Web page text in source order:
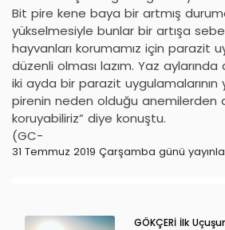
Bit pire kene baya bir artmış
yükselmesiyle bunlar bir artışa
hayvanları korumamız için parazit
düzenli olması lazım. Yaz
iki ayda bir parazit uygulamalarının
pirenin neden olduğu anemilerden
koruyabiliriz” diye konuştu.
(GC-
31 Temmuz 2019 Çarşamba günü
GÖKÇERİ İlk